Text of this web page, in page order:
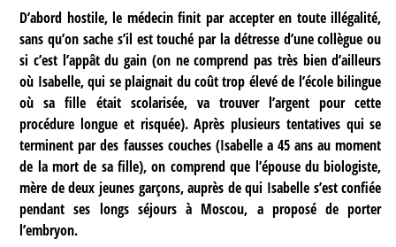
D’abord hostile, le médecin finit par accepter en toute illégalité,
sans qu’on sache s’il est touché par la détresse d’une collègue ou
si c’est l’appât du gain (on ne comprend pas très bien d’ailleurs
où Isabelle, qui se plaignait du coût trop élevé de l’école bilingue
où sa fille était scolarisée, va trouver l’argent pour cette
procédure longue et risquée). Après plusieurs tentatives qui se
terminent par des fausses couches (Isabelle a 45 ans au moment
de la mort de sa fille), on comprend que l’épouse du biologiste,
mère de deux jeunes garçons, auprès de qui Isabelle s’est confiée
pendant ses longs séjours à Moscou, a proposé de porter
l’embryon.